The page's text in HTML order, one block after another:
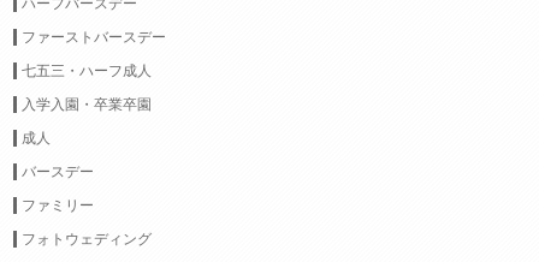
ハーフバースデー
ファーストバースデー
七五三・ハーフ成人
入学入園・卒業卒園
成人
バースデー
ファミリー
フォトウェディング